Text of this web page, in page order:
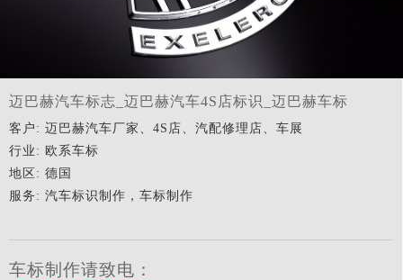
迈巴赫汽车标志_迈巴赫汽车4S店标识_迈巴赫车标
客户: 迈巴赫汽车厂家、4S店、汽配修理店、车展
行业: 欧系车标
地区: 德国
服务: 汽车标识制作，车标制作
车标制作请致电：